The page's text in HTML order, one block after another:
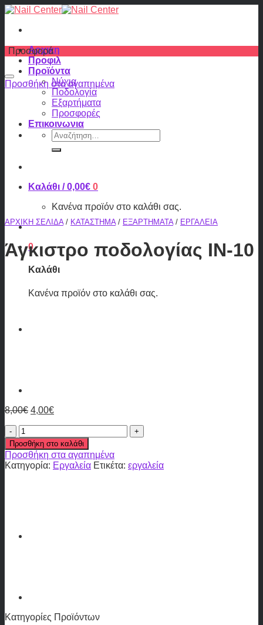
Skip
content
Αρχικη
Προφιλ
Προϊόντα
Νύχια
Ποδολογία
Εξαρτήματα
Προσφορές
Επικοινωνια
Αναζήτηση
για:
Καλάθι /0,00€ 0
Κανένα προϊόν στο καλάθι σας.
0
Καλάθι
Κανένα προϊόν στο καλάθι σας.
Προσφορά
Προσθήκη στα αγαπημένα
ΑΡΧΙΚΉ ΣΕΛΊΔΑ / ΚΑΤΆΣΤΗΜΑ / ΕΞΑΡΤΉΜΑΤΑ / ΕΡΓΑΛΕΊΑ
Άγκιστρο ποδολογίας IN-10
8,00€ 4,00€
Άγκιστρο
ποδολογίας
IN-
10
ποσότητα
Προσθήκη στο καλάθι
Προσθήκη στα αγαπημένα
Κατηγορία: Εργαλεία Ετικέτα: εργαλεία
Κατηγορίες Προϊόντων